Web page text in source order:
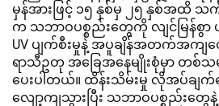
မှန်အားဖြင့် ၁၅ နှစ်မှ ၂၅ နှစ်အထိ
က သဘာဝပစ္စည်းတွေကို လျင်မြန်စွာ
UV ပျက်စီးမှုနဲ့ အပူချိန်အတက်အကျ
ရာသီဥတု အခြေအနေမျိုးစုံမှာ တ
ပေးပါတယ်။ ထိန်းသိမ်းမှု လိုအပ်ခ
လျော့ကျသွားပြီး သဘာဝပစ္စည်းတွ